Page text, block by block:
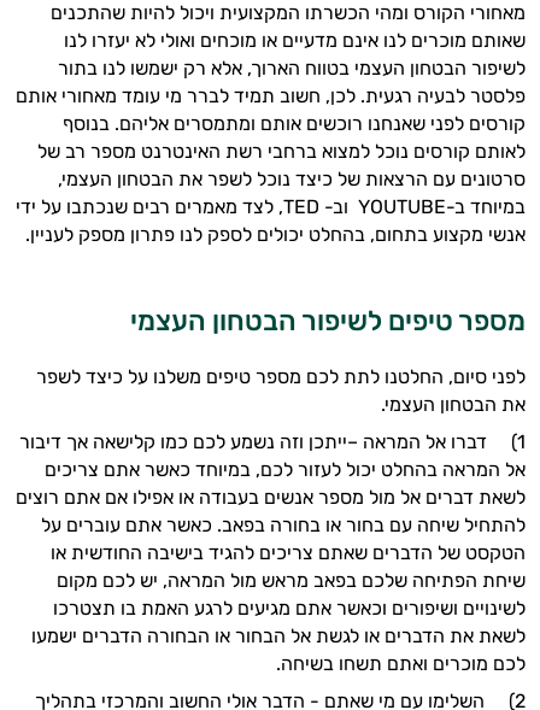
מאחורי הקורס ומהי הכשרתו המקצועית ויכול להיות שהתכנים
שאותם מוכרים לנו אינם מדעיים או מוכחים ואולי לא יעזרו לנו
לשיפור הבטחון העצמי בטווח הארוך, אלא רק ישמשו לנו בתור
פלסטר לבעיה רגעית. לכן, חשוב תמיד לברר מי עומד מאחורי אותם
קורסים לפני שאנחנו רוכשים אותם ומתמסרים אליהם. בנוסף
לאותם קורסים נוכל למצוא ברחבי רשת האינטרנט מספר רב של
סרטונים עם הרצאות של כיצד נוכל לשפר את הבטחון העצמי,
במיוחד ב-
YOUTUBE וב-
TED
, לצד מאמרים רבים שנכתבו על ידי
אנשי מקצוע בתחום, בהחלט יכולים לספק לנו פתרון מספק לעניין.
מספר טיפים לשיפור הבטחון העצמי
לפני סיום, החלטנו לתת לכם מספר טיפים משלנו על כיצד לשפר
את הבטחון העצמי.
1) דברו אל המראה
–ייתכן וזה נשמע לכם כמו קלישאה אך דיבור
אל המראה בהחלט יכול לעזור לכם, במיוחד כאשר אתם צריכים
לשאת דברים אל מול מספר אנשים בעבודה או אפילו אם אתם רוצים
להתחיל שיחה עם בחור או בחורה בפאב. כאשר אתם עוברים על
הטקסט של הדברים שאתם צריכים להגיד בישיבה החודשית או
שיחת הפתיחה שלכם בפאב מראש מול המראה, יש לכם מקום
לשינויים ושיפורים וכאשר אתם מגיעים לרגע האמת בו תצטרכו
לשאת את הדברים או לגשת אל הבחור או הבחורה הדברים ישמעו
לכם מוכרים ואתם תשחו בשיחה.
2) השלימו עם מי שאתם
- הדבר אולי החשוב והמרכזי בתהליך